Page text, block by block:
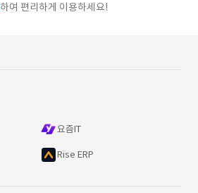
하여 편리하게 이용하세요!
요즘IT
Rise ERP